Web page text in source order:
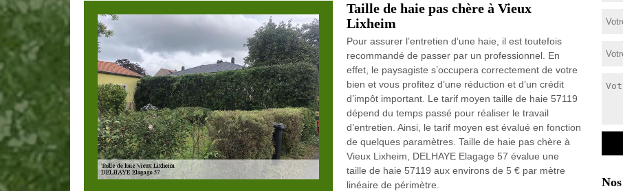
Taille de haie pas chère à Vieux
Lixheim
Pour assurer l’entretien d’une haie, il est toutefois
recommandé de passer par un professionnel. En
effet, le paysagiste s’occupera correctement de votre
bien et vous profitez d’une réduction et d’un crédit
d’impôt important. Le tarif moyen taille de haie 57119
dépend du temps passé pour réaliser le travail
d’entretien. Ainsi, le tarif moyen est évalué en fonction
de quelques paramètres. Taille de haie pas chère à
Vieux Lixheim, DELHAYE Elagage 57 évalue une
taille de haie 57119 aux environs de 5 € par mètre
linéaire de périmètre.